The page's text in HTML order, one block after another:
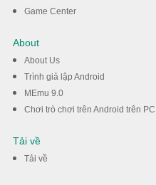
Game Center
About
About Us
Trình giả lập Android
MEmu 9.0
Chơi trò chơi trên Android trên PC
Tải về
Tải về